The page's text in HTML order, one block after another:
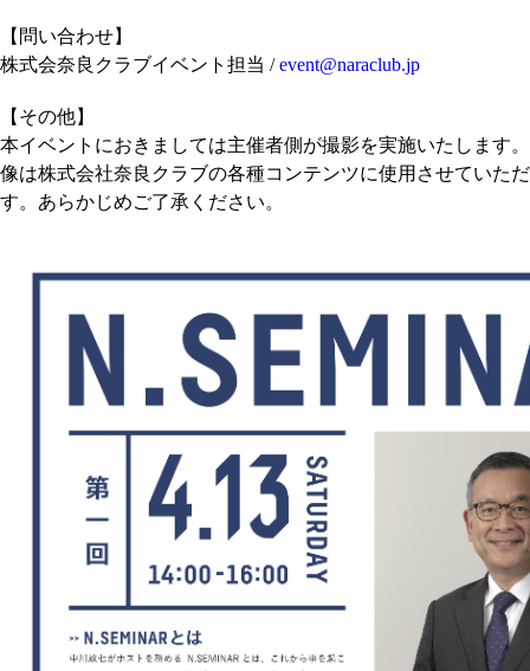
【問い合わせ】
株式会奈良クラブイベント担当 /event@naraclub.jp
【その他】
本イベントにおきましては主催者側が撮影を実施いたします
像は株式会社奈良クラブの各種コンテンツに使用させていた
す。あらかじめご了承ください。